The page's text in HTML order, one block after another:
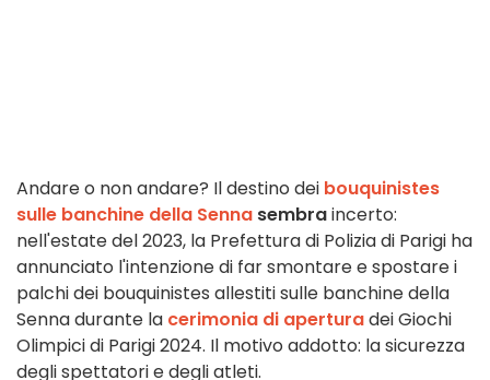
Andare o non andare? Il destino dei bouquinistes
sulle banchine della Senna sembraincerto:
nell'estate del 2023, la Prefettura di Polizia di Parigi ha
annunciato l'intenzione di far smontare e spostare i
palchi dei bouquinistes allestiti sulle banchine della
Senna durante la cerimonia di aperturadei Giochi
Olimpici di Parigi 2024. Il motivo addotto: la sicurezza
degli spettatori e degli atleti.